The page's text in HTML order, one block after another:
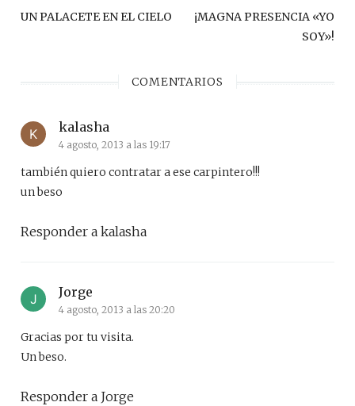
de
Anterior
UN PALACETE EN EL CIELO
¡MAGNA PRESENCIA «YO
SOY»!
COMENTARIOS
kalasha
4 agosto, 2013 a las 19:17
también quiero contratar a ese carpintero!!!
un beso
Responder a kalasha
Jorge
4 agosto, 2013 a las 20:20
Gracias por tu visita.
Un beso.
Responder a Jorge